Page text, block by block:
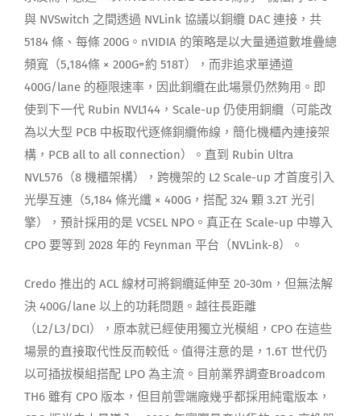
與 NVSwitch 之間透過 NVLink 協議以銅纜 DAC 連接，共
5184 條、每條 200G。nVIDIA 的策略是以大量通道數堆疊總
頻寬（5,184條 × 200G=約 518T），而非追求單通道
400G/lane 的極限速率，因此銅纜在此場景仍然夠用。即
使到下一代 Rubin NVL144，Scale-up 仍使用銅纜（可能改
為以大型 PCB 中板取代逐條銅纜佈線，簡化機櫃內連接架
構，PCB all to all connection）。直到 Rubin Ultra
NVL576（8 機櫃架構），跨機架的 L2 Scale-up 才首度引入
光學互連（5,184 條光纖 × 400G，搭配 324 顆 3.2T 光引
擎），預計採用的是 VCSEL NPO。真正在 Scale-up 中導入
CPO 要等到 2028 年的 Feynman 平台（NVLink-8）。
Credo 推出的 ACL 線材可將銅纜延伸至 20-30m，但無法解
決 400G/lane 以上的功耗問題。越往長距離
（L2/L3/DCI），原本就已經使用獨立光模組，CPO 在這些
場景的直接取代性反而較低。值得注意的是，1.6T 世代仍
以可插拔模組搭配 LPO 為主流。目前業界調查Broadcom
TH6 雖有 CPO 版本，但目前雲端廠幾乎都採用純電版本，